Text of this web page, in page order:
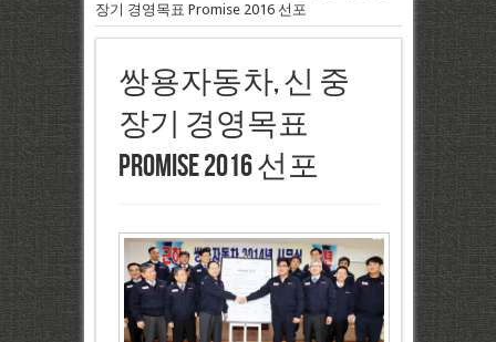
장기 경영목표 Promise 2016 선포
쌍용자동차, 신 중
장기 경영목표
Promise 2016 선포